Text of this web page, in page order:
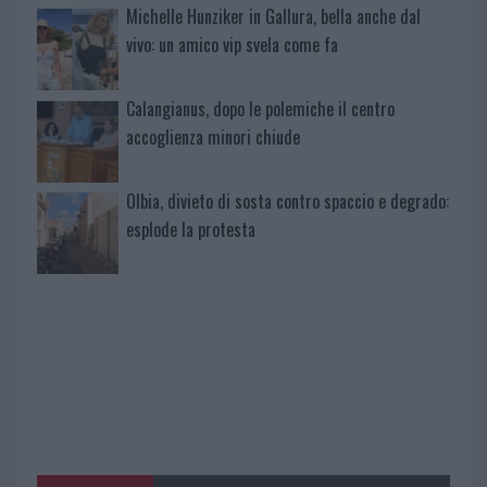
Michelle Hunziker in Gallura, bella anche dal
vivo: un amico vip svela come fa
Calangianus, dopo le polemiche il centro
accoglienza minori chiude
Olbia, divieto di sosta contro spaccio e degrado:
esplode la protesta